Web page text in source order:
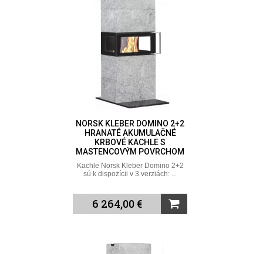
NORSK KLEBER DOMINO 2+2
HRANATÉ AKUMULAČNÉ
KRBOVÉ KACHLE S
MASTENCOVÝM POVRCHOM
Kachle Norsk Kleber Domino 2+2
sú k dispozícii v 3 verziách: ...
6 264,00 €